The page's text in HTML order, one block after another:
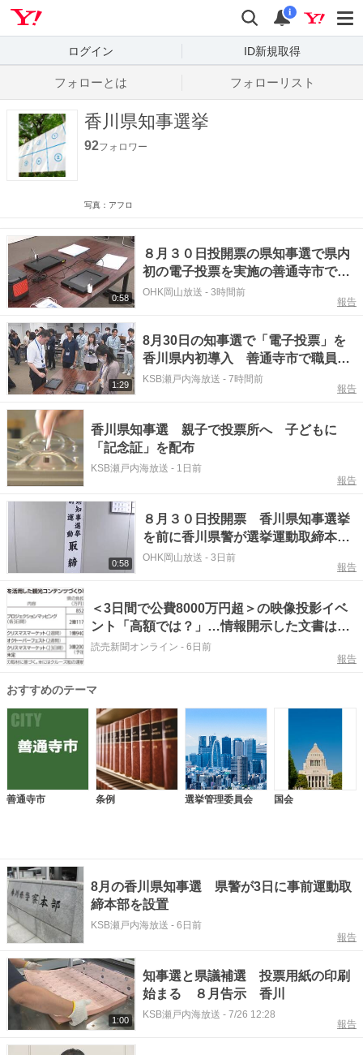
検索
通知
i
ログイン ID新規取得
フォローとは フォローリスト
香川県知事選挙
92フォロワー
写真：アフロ
0:58
８月３０日投開票の県知事選で県内
初の電子投票を実施の善通寺市で市
職員対象に「電子投票説明会」【香
OHK岡山放送 - 3時間前
報告
1:29
8月30日の知事選で「電子投票」を
香川県内初導入 善通寺市で職員向
けの研修会
KSB瀬戸内海放送 - 7時間前
報告
香川県知事選 親子で投票所へ 子どもに
「記念証」を配布
KSB瀬戸内海放送 - 1日前
報告
0:58
８月３０日投開票 香川県知事選挙
を前に香川県警が選挙運動取締本部
設置【香川】
OHK岡山放送 - 3日前
報告
＜3日間で公費8000万円超＞の映像投影イベ
ント「高額では？」…情報開示した文書は黒
塗り、経済効果の指標は適切か
読売新聞オンライン - 6日前
報告
おすすめのテーマ
善通寺市 条例 選挙管理委員会 国会
8月の香川県知事選 県警が3日に事前運動取
締本部を設置
KSB瀬戸内海放送 - 6日前
報告
1:00
知事選と県議補選 投票用紙の印刷
始まる ８月告示 香川
KSB瀬戸内海放送 - 7/26 12:28
報告